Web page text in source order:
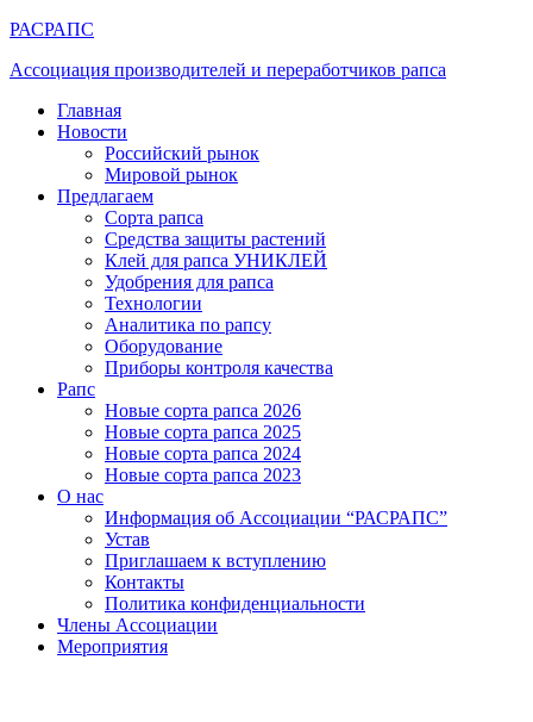
РАСРАПС
Ассоциация производителей и переработчиков рапса
Главная
Новости
Российский рынок
Мировой рынок
Предлагаем
Сорта рапса
Средства защиты растений
Клей для рапса УНИКЛЕЙ
Удобрения для рапса
Технологии
Аналитика по рапсу
Оборудование
Приборы контроля качества
Рапс
Новые сорта рапса 2026
Новые сорта рапса 2025
Новые сорта рапса 2024
Новые сорта рапса 2023
О нас
Информация об Ассоциации “РАСРАПС”
Устав
Приглашаем к вступлению
Контакты
Политика конфиденциальности
Члены Ассоциации
Мероприятия